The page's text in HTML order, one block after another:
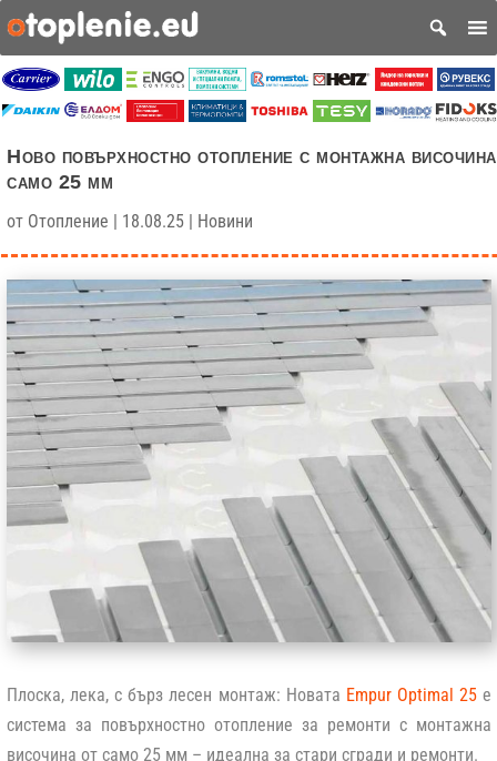
Ново повърхностно отопление с монтажна височина
само 25 мм
от Отопление | 18.08.25 | Новини
Плоска, лека, с бърз лесен монтаж: Новата Empur Optimal 25е
система за повърхностно отопление за ремонти с монтажна
височина от само 25 мм – идеална за стари сгради и ремонти.